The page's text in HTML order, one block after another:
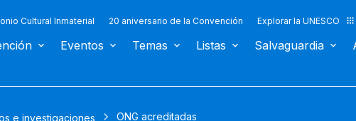
Cultural Inmaterial 20 aniversario de la Convención Explorar la UNESCO
Eventos Temas Listas Salvaguardia
e investigaciones ONG acreditadas